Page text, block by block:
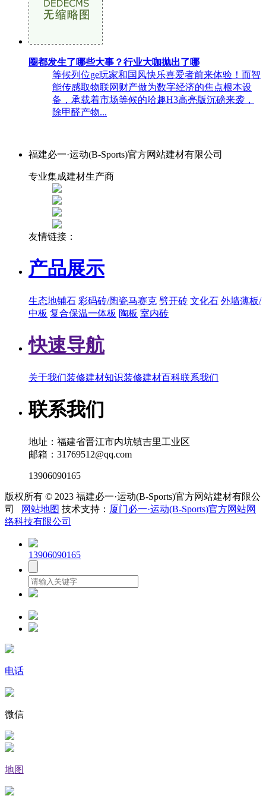
圈都发生了哪些大事？行业大咖抛出了哪
等候列位ge玩家和国风快乐喜爱者前来体验！而智
能传感取物联网财产做为数字经济的焦点根本设
备，承载着市场等候的哈趣H3高亮版沉磅来袭，
除甲醛产物...
福建必一·运动(B-Sports)官方网站建材有限公司
专业集成建材生产商
友情链接：
产品展示
生态地铺石 彩码砖/陶瓷马赛克 劈开砖 文化石 外墙薄板/
中板 复合保温一体板 陶板 室内砖
快速导航
关于我们装修建材知识装修建材百科联系我们
联系我们
地址：福建省晋江市内坑镇吉里工业区
邮箱：31769512@qq.com
13906090165
版权所有 © 2023 福建必一·运动(B-Sports)官方网站建材有限公
司
网站地图 技术支持： 厦门必一·运动(B-Sports)官方网站网
络科技有限公司
13906090165
电话
微信
地图